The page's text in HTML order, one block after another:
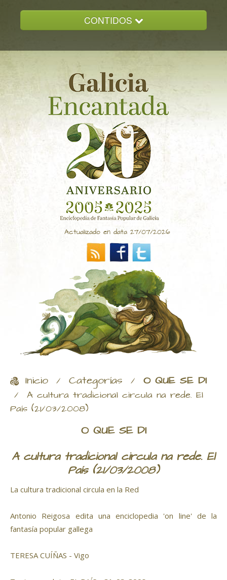
CONTIDOS
GALICIA ENCANTADA
DOCUMENTACION
NOVAS
CONTACTO
Actualizado en data 27/07/2026
Inicio / Categorías / O QUE SE DI
/ A cultura tradicional circula na rede. El
País (21/03/2008)
O QUE SE DI
A cultura tradicional circula na rede. El
País (21/03/2008)
La cultura tradicional circula en la Red
Antonio Reigosa edita una enciclopedia 'on line' de la
fantasía popular gallega
TERESA CUÍÑAS - Vigo